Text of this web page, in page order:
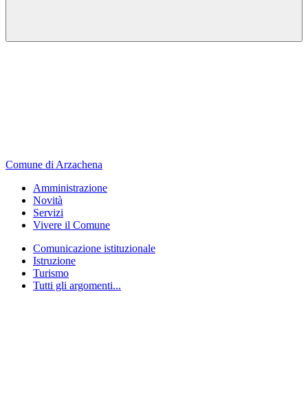
Comune di Arzachena
Amministrazione
Novità
Servizi
Vivere il Comune
Comunicazione istituzionale
Istruzione
Turismo
Tutti gli argomenti...